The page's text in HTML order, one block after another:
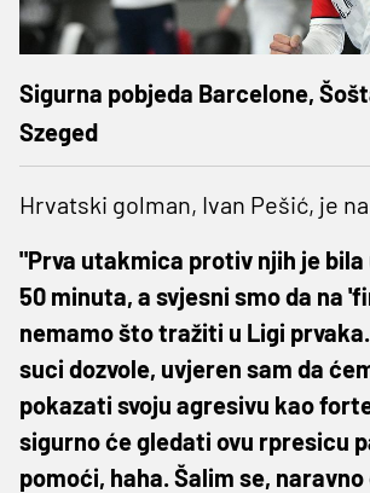
Sigurna pobjeda Barcelone,
Szeged
Hrvatski golman, Ivan Pešić, je
"Prva utakmica protiv njih je bila
50 minuta, a svjesni smo da na
nemamo što tražiti u Ligi
suci dozvole, uvjeren sam da
pokazati svoju agresivu kao
sigurno će gledati ovu rpresicu
pomoći, haha. Šalim se, naravno